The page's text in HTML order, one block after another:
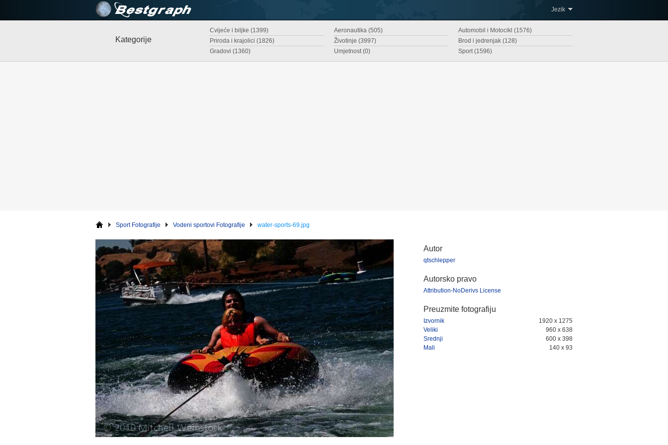
Jezik
Kategorije
Automobil i Motocikl (1576)
Aeronautika (505)
Cvijeće i biljke (1399)
Brod i jedrenjak (128)
Životinje (3997)
Priroda i krajolici (1826)
Sport (1596)
Umjetnost (0)
Gradovi (1360)
Sport Fotografije Vodeni sportovi Fotografije water-sports-69.jpg
Autor
qtschlepper
Autorsko pravo
Attribution-NoDerivs License
Preuzmite fotografiju
Izvornik
1920 x 1275
Veliki
960 x 638
Srednji
600 x 398
Mali
140 x 93